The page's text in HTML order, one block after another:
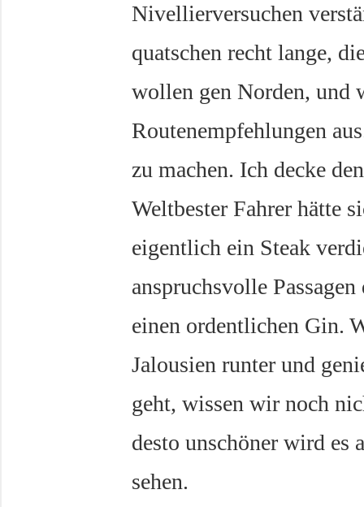
Nivellierversuchen
quatschen recht lange,
wollen gen Norden, und
Routenempfehlungen
zu machen. Ich decke
Weltbester Fahrer hätte
eigentlich ein Steak
anspruchsvolle
einen ordentlichen Gin.
Jalousien runter und
geht, wissen wir noch
desto unschöner wird
sehen.